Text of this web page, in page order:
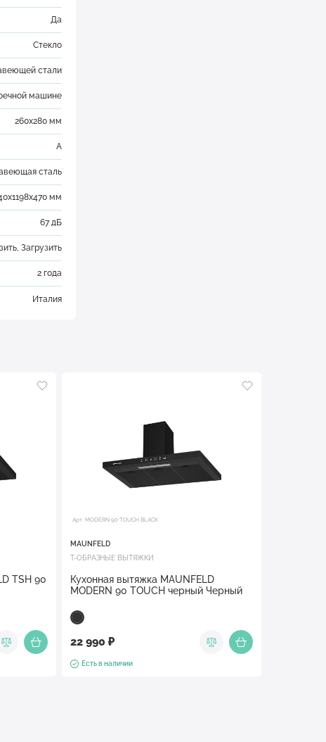
Да
Стекло
стали
машине
260х280 мм
A
сталь
мм
67 дБ
Загрузить
2 года
Италия
TSH 90
Арт. MODERN 90 TOUCH BLACK
MAUNFELD
Т-ОБРАЗНЫЕ ВЫТЯЖКИ
Кухонная вытяжка MAUNFELD
MODERN 90 TOUCH черный Черный
22 990 ₽
Есть в наличии